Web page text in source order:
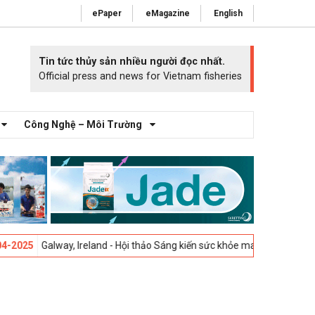
ePaper eMagazine English
Tin tức thủy sản nhiều người đọc nhất.
Official press and news for Vietnam fisheries
Công Nghệ – Môi Trường
Ireland - Hội thảo Sáng kiến sức khỏe mang cá 2025 -